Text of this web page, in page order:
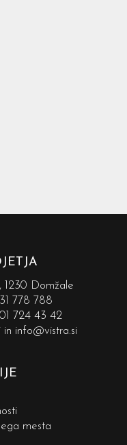
1230 Domžale
778 788
01 724 43 42
in info@vistra.si
mesta